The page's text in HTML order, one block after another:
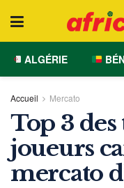
ALGÉRIE
Accueil Mercato
Top 3
joueurs
mercato